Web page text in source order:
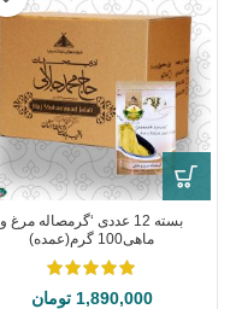
بسته 12 عددی ‘گرمصاله مرغ و
ماهی100 گرم(عمده)
1,890,000 تومان